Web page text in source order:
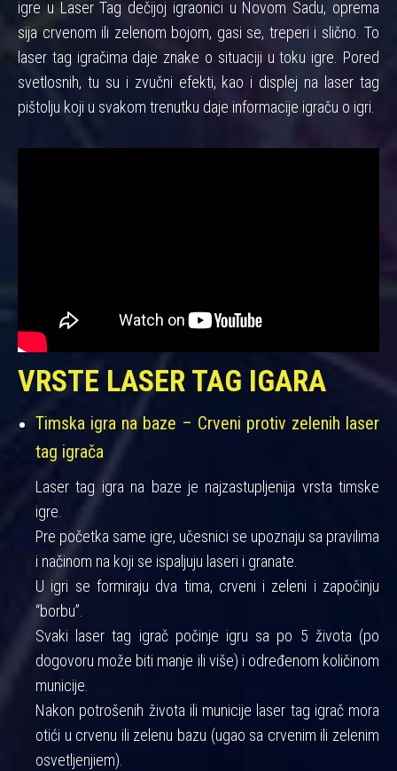
igre u Laser Tag dečijoj igraonici u Novom Sadu, oprema
sija crvenom ili zelenom bojom, gasi se, treperi i slično. To
laser tag igračima daje znake o situaciji u toku igre. Pored
svetlosnih, tu su i zvučni efekti, kao i displej na laser tag
pištolju koji u svakom trenutku daje informacije igraču o igri.
VRSTE LASER TAG IGARA
Timska igra na baze – Crveni protiv zelenih laser
tag igrača
Laser tag igra na baze je najzastupljenija vrsta timske
igre.
Pre početka same igre, učesnici se upoznaju sa pravilima
i načinom na koji se ispaljuju laseri i granate.
U igri se formiraju dva tima, crveni i zeleni i započinju
“borbu”.
Svaki laser tag igrač počinje igru sa po 5 života (po
dogovoru može biti manje ili više) i određenom količinom
municije.
Nakon potrošenih života ili municije laser tag igrač mora
otići u crvenu ili zelenu bazu (ugao sa crvenim ili zelenim
osvetljenjiem).